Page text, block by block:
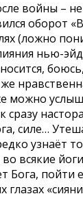
войны –
оборот
(ложно
нью-
можно
силе…
узнаёт
всякие
пойти